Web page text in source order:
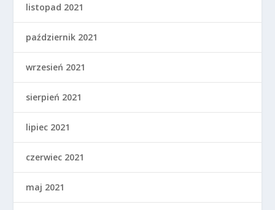
listopad 2021
październik 2021
wrzesień 2021
sierpień 2021
lipiec 2021
czerwiec 2021
maj 2021